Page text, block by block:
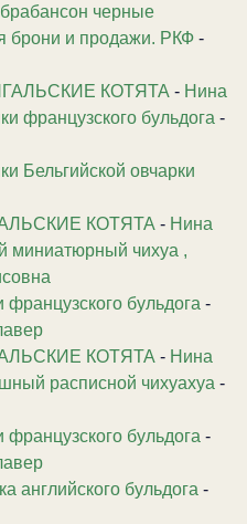
черные
брони и продажи. РКФ -
КОТЯТА - Нина
французского бульдога -
Бельгийской овчарки
КОТЯТА - Нина
миниатюрный чихуа ,
французского бульдога -
КОТЯТА - Нина
расписной чихуахуа -
французского бульдога -
английского бульдога -